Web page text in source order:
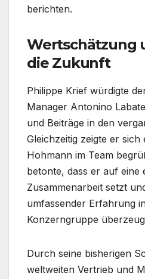
berichten.
Wertschätzung
die Zukunft
Philippe Krief würdigte
Manager Antonino
und Beiträge in den
Gleichzeitig zeigte er
Hohmann im Team
betonte, dass er auf eine
Zusammenarbeit setzt
umfassender Erfahrung
Konzerngruppe
Durch seine bisherigen
weltweiten Vertrieb und